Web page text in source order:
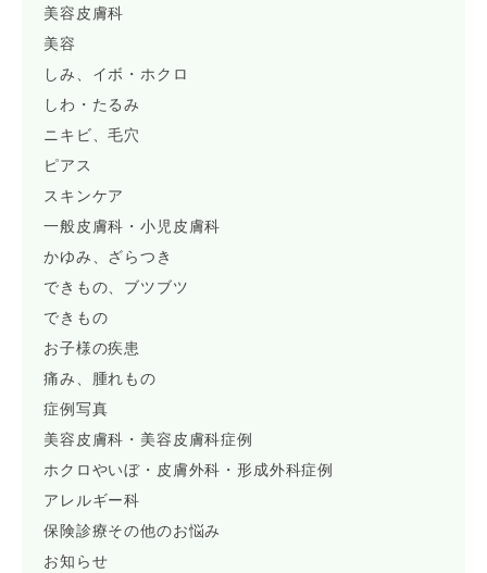
美容皮膚科
美容
しみ、イボ・ホクロ
しわ・たるみ
ニキビ、毛穴
ピアス
スキンケア
一般皮膚科・小児皮膚科
かゆみ、ざらつき
できもの、ブツブツ
できもの
お子様の疾患
痛み、腫れもの
症例写真
美容皮膚科・美容皮膚科症例
ホクロやいぼ・皮膚外科・形成外科症例
アレルギー科
保険診療その他のお悩み
お知らせ